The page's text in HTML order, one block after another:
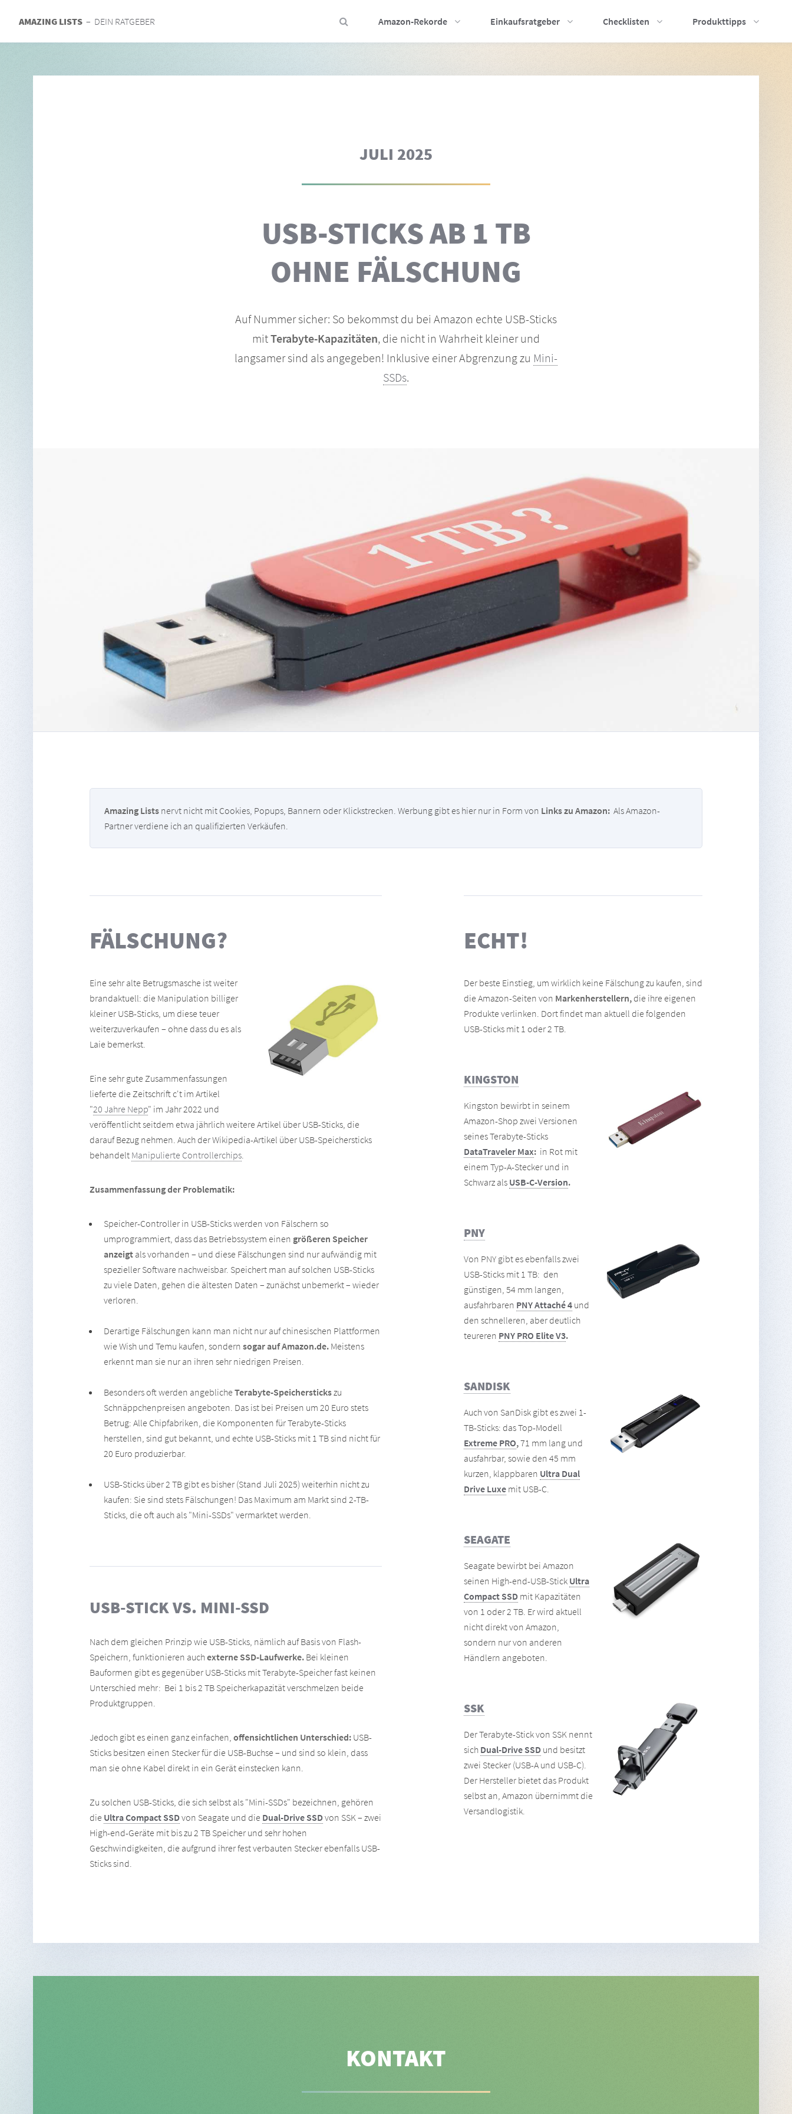
AMAZING LISTS – DEIN RATGEBER Amazon-Rekorde Einkaufsratgeber Checklisten Produkttipps
JULI 2025
USB-STICKS AB 1 TB
OHNE FÄLSCHUNG
Auf Nummer sicher: So bekommst du bei Amazon echte USB-Sticks
mitTerabyte-Kapazitäten, die nicht in Wahrheit kleiner und
langsamer sind als angegeben! Inklusive einer Abgrenzung zu Mini-
SSDs.
Amazing Lists nervt nicht mit Cookies, Popups, Bannern oder Klickstrecken. Werbung gibt es hier nur in Form von Links zu Amazon: Als Amazon-
Partner verdiene ich an qualifizierten Verkäufen.
FÄLSCHUNG?
Eine sehr alte Betrugsmasche ist weiter
brandaktuell: die Manipulation billiger
kleiner USB-Sticks, um diese teuer
weiterzuverkaufen – ohne dass du es als
Laie bemerkst.
Eine sehr gute Zusammenfassungen
lieferte die Zeitschrift c't im Artikel
"20 Jahre Nepp" im Jahr 2022 und
veröffentlicht seitdem etwa jährlich weitere Artikel über USB-Sticks, die
darauf Bezug nehmen. Auch der Wikipedia-Artikel über USB-Speichersticks
behandelt Manipulierte Controllerchips.
Zusammenfassung der Problematik:
Speicher-Controller in USB-Sticks werden von Fälschern so
umprogrammiert, dass das Betriebssystem einen größeren Speicher
anzeigt als vorhanden – und diese Fälschungen sind nur aufwändig mit
spezieller Software nachweisbar. Speichert man auf solchen USB-Sticks
zu viele Daten, gehen die ältesten Daten – zunächst unbemerkt – wieder
verloren.
Derartige Fälschungen kann man nicht nur auf chinesischen Plattformen
wie Wish und Temu kaufen, sondern sogar auf Amazon.de. Meistens
erkennt man sie nur an ihren sehr niedrigen Preisen.
Besonders oft werden angebliche Terabyte-Speicherstickszu
Schnäppchenpreisen angeboten. Das ist bei Preisen um 20 Euro stets
Betrug: Alle Chipfabriken, die Komponenten für Terabyte-Sticks
herstellen, sind gut bekannt, und echte USB-Sticks mit 1 TB sind nicht für
20 Euro produzierbar.
USB-Sticks über 2 TB gibt es bisher (Stand Juli 2025) weiterhin nicht zu
kaufen: Sie sind stets Fälschungen! Das Maximum am Markt sind 2-TB-
Sticks, die oft auch als "Mini-SSDs" vermarktet werden.
USB-STICK VS. MINI-SSD
Nach dem gleichen Prinzip wie USB-Sticks, nämlich auf Basis von Flash-
Speichern, funktionieren auchexterne SSD-Laufwerke. Bei kleinen
Bauformen gibt es gegenüber USB-Sticks mit Terabyte-Speicher fast keinen
Unterschied mehr: Bei 1 bis 2 TB Speicherkapazität verschmelzen beide
Produktgruppen.
Jedoch gibt es einen ganz einfachen, offensichtlichen Unterschied: USB-
Sticks besitzen einen Stecker für die USB-Buchse – und sind so klein, dass
man sie ohne Kabel direkt in ein Gerät einstecken kann.
Zu solchen USB-Sticks, die sich selbst als "Mini-SSDs" bezeichnen, gehören
die Ultra Compact SSDvon Seagate und die Dual-Drive SSDvon SSK – zwei
High-end-Geräte mit bis zu 2 TB Speicher und sehr hohen
Geschwindigkeiten, die aufgrund ihrer fest verbauten Stecker ebenfalls USB-
Sticks sind.
ECHT!
Der beste Einstieg, um wirklich keine Fälschung zu kaufen, sind
die Amazon-Seiten von Markenherstellern,die ihre eigenen
Produkte verlinken. Dort findet man aktuell die folgenden
USB-Sticks mit 1 oder 2 TB.
KINGSTON
Kingston bewirbt in seinem
Amazon-Shop zwei Versionen
seines Terabyte-Sticks
DataTraveler Max:in Rot mit
einem Typ-A-Stecker und in
Schwarz als USB-C-Version.
PNY
Von PNY gibt es ebenfalls zwei
USB-Sticks mit 1 TB: den
günstigen, 54 mm langen,
ausfahrbaren PNY Attaché 4und
den schnelleren, aber deutlich
teureren PNY PRO Elite V3.
SANDISK
Auch von SanDisk gibt es zwei 1-
TB-Sticks: das Top-Modell
Extreme PRO,71 mm lang und
ausfahrbar, sowie den 45 mm
kurzen, klappbaren Ultra Dual
Drive Luxemit USB-C.
SEAGATE
Seagate bewirbt bei Amazon
seinen High-end-USB-Stick Ultra
Compact SSDmit Kapazitäten
von 1 oder 2 TB. Er wird aktuell
nicht direkt von Amazon,
sondern nur von anderen
Händlern angeboten.
SSK
Der Terabyte-Stick von SSK nennt
sich Dual-Drive SSDund besitzt
zwei Stecker (USB-A und USB-C).
Der Hersteller bietet das Produkt
selbst an, Amazon übernimmt die
Versandlogistik.
KONTAKT